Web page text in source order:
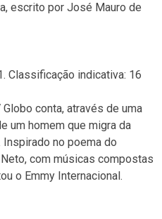
escrito por José Mauro de
Classificação indicativa: 16
conta, através de uma
um homem que migra da
no poema do
com músicas compostas
o Emmy Internacional.